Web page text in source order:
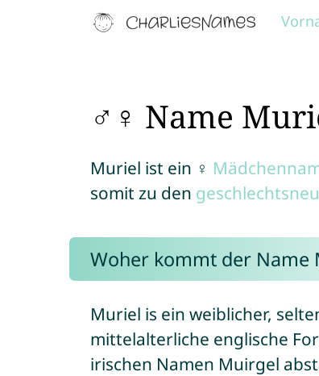
♂♀ Name
Muriel ist ein ♀
somit zu den
Woher kommt der Name
Muriel is ein weiblicher,
mittelalterliche englische
irischen Namen Muirgel